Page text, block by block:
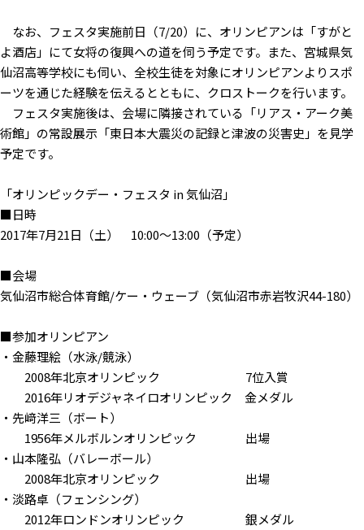
なお、フェスタ実施前日（7/20）に、オリンピアンは「すがと
よ酒店」にて女将の復興への道を伺う予定です。また、宮城県気
仙沼高等学校にも伺い、全校生徒を対象にオリンピアンよりスポ
ーツを通じた経験を伝えるとともに、クロストークを行います。
フェスタ実施後は、会場に隣接されている「リアス・アーク美
術館」の常設展示「東日本大震災の記録と津波の災害史」を見学
予定です。
「オリンピックデー・フェスタ in 気仙沼」
■日時
2017年7月21日（土） 10:00〜13:00（予定）
■会場
気仙沼市総合体育館/ケー・ウェーブ（気仙沼市赤岩牧沢44-180）
■参加オリンピアン
・金藤理絵（水泳/競泳）
2008年北京オリンピック 7位入賞
2016年リオデジャネイロオリンピック 金メダル
・先﨑洋三（ボート）
1956年メルボルンオリンピック 出場
・山本隆弘（バレーボール）
2008年北京オリンピック 出場
・淡路卓（フェンシング）
2012年ロンドンオリンピック 銀メダル